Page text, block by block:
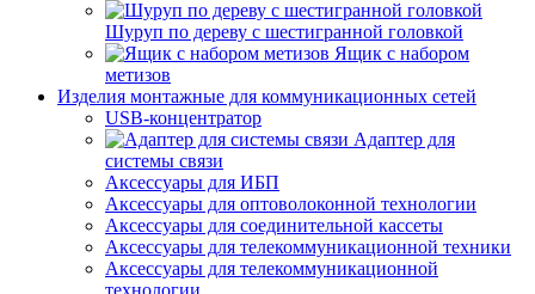
Шуруп по дереву с шестигранной головкой
Ящик с набором
метизов
Изделия монтажные для коммуникационных сетей
USB-концентратор
Адаптер для
системы связи
Аксессуары для ИБП
Аксессуары для оптоволоконной технологии
Аксессуары для соединительной кассеты
Аксессуары для телекоммуникационной техники
Аксессуары для телекоммуникационной
технологии